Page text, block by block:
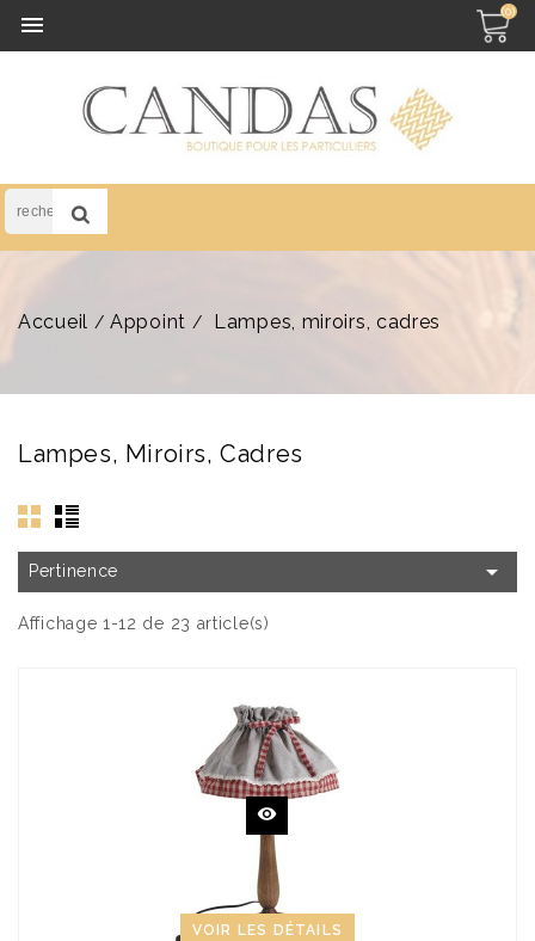
 (0)
Accueil Appoint Lampes, miroirs, cadres
Lampes, Miroirs, Cadres
Pertinence 
Affichage 1-12 de 23 article(s)
VOIR LES DÉTAILS